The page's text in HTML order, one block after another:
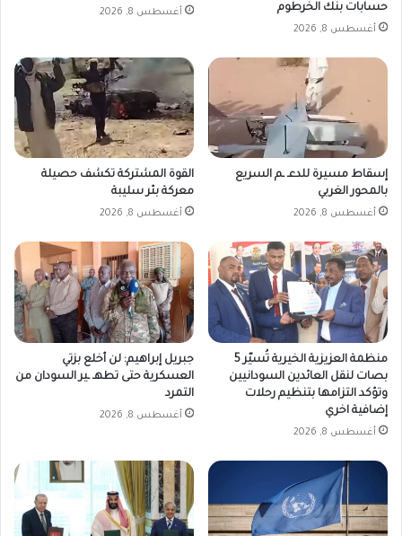
حسابات بنك الخرطوم
أغسطس 8, 2026
أغسطس 8, 2026
إسقاط مسيرة للدعـ ـم السريع
بالمحور الغربي
أغسطس 8, 2026
القوة المشتركة تكشف حصيلة
معركة بئر سليبة
أغسطس 8, 2026
منظمة العزيزية الخيرية تُسيّر 5
بصات لنقل العائدين السودانيين
وتؤكد التزامها بتنظيم رحلات
إضافية اخري
أغسطس 8, 2026
جبريل إبراهيم: لن أخلع بزتي
العسكرية حتى تطهـ ـير السودان من
التمرد
أغسطس 8, 2026